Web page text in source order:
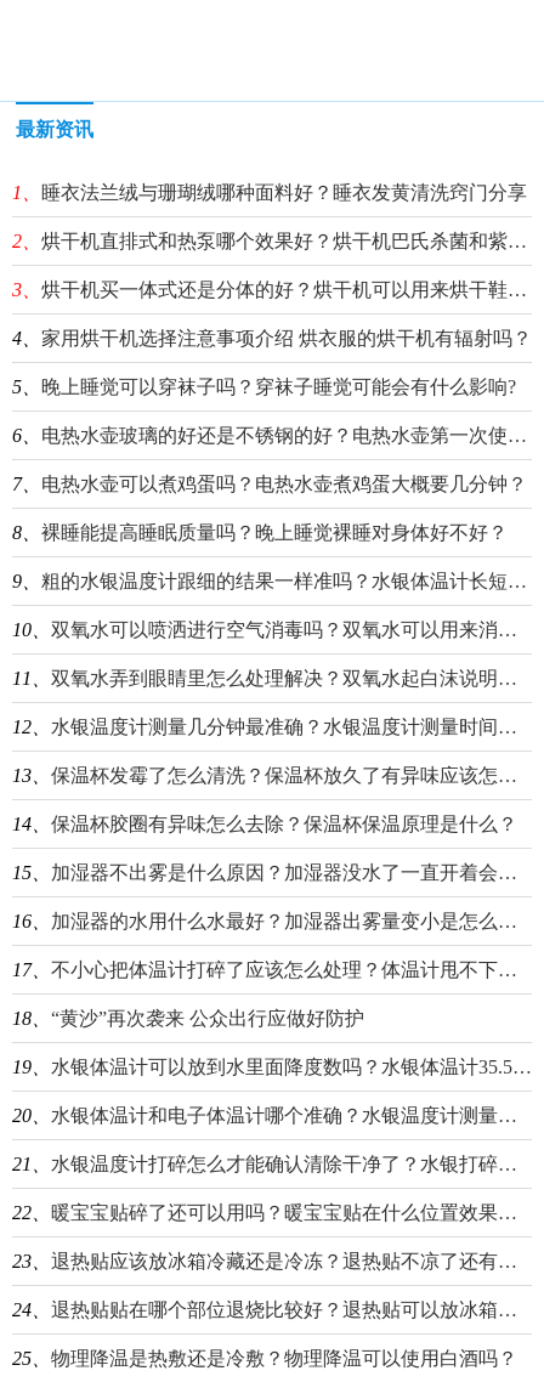
最新资讯
1、 睡衣法兰绒与珊瑚绒哪种面料好？睡衣发黄清洗窍门分享
2、 烘干机直排式和热泵哪个效果好？烘干机巴氏杀菌和紫外线杀菌哪个好？
3、 烘干机买一体式还是分体的好？烘干机可以用来烘干鞋子吗？
4、 家用烘干机选择注意事项介绍 烘衣服的烘干机有辐射吗？
5、 晚上睡觉可以穿袜子吗？穿袜子睡觉可能会有什么影响?
6、 电热水壶玻璃的好还是不锈钢的好？电热水壶第一次使用的时候怎么清洗？
7、 电热水壶可以煮鸡蛋吗？电热水壶煮鸡蛋大概要几分钟？
8、 裸睡能提高睡眠质量吗？晚上睡觉裸睡对身体好不好？
9、 粗的水银温度计跟细的结果一样准吗？水银体温计长短头的区别介绍
10、 双氧水可以喷洒进行空气消毒吗？双氧水可以用来消毒物体表面吗？
11、 双氧水弄到眼睛里怎么处理解决？双氧水起白沫说明有细菌吗？
12、 水银温度计测量几分钟最准确？水银温度计测量时间长了温度会升高吗？
13、 保温杯发霉了怎么清洗？保温杯放久了有异味应该怎么办？
14、 保温杯胶圈有异味怎么去除？保温杯保温原理是什么？
15、 加湿器不出雾是什么原因？加湿器没水了一直开着会怎样？
16、 加湿器的水用什么水最好？加湿器出雾量变小是怎么回事？
17、 不小心把体温计打碎了应该怎么处理？体温计甩不下去是什么情况？
18、 “黄沙”再次袭来 公众出行应做好防护
19、 水银体温计可以放到水里面降度数吗？水银体温计35.5就甩不下去了怎么办？
20、 水银体温计和电子体温计哪个准确？水银温度计测量腋下37.3度算发烧吗？
21、 水银温度计打碎怎么才能确认清除干净了？水银打碎后喷酒精有效果吗？
22、 暖宝宝贴碎了还可以用吗？暖宝宝贴在什么位置效果最好？
23、 退热贴应该放冰箱冷藏还是冷冻？退热贴不凉了还有效果吗？
24、 退热贴贴在哪个部位退烧比较好？退热贴可以放冰箱里面保存吗？
25、 物理降温是热敷还是冷敷？物理降温可以使用白酒吗？